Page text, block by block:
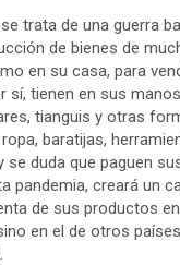
trata de una guerra
de bienes de
en su casa, para
sí, tienen en sus
tianguis y otras
baratijas,
se duda que paguen
pandemia, creará un
de sus productos
en el de otros